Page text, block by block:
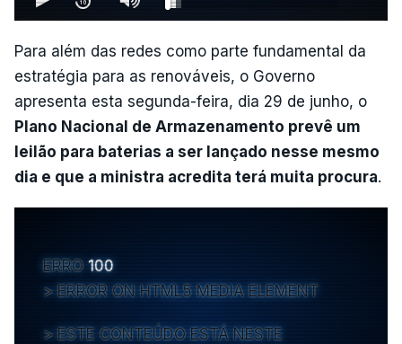
Para além das redes como parte fundamental da
estratégia para as renováveis, o Governo
apresenta esta segunda-feira, dia 29 de junho, o
Plano Nacional de Armazenamento prevê um
leilão para baterias a ser lançado nesse mesmo
dia e que a ministra acredita terá muita procura.
ERRO 100
ERROR ON HTML5 MEDIA ELEMENT
ESTE CONTEÚDO ESTÁ NESTE